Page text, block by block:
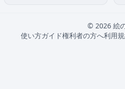
© 2026 絵
使い方ガイド権利者の方へ利用